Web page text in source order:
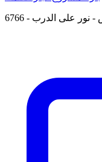
- نور على الدرب